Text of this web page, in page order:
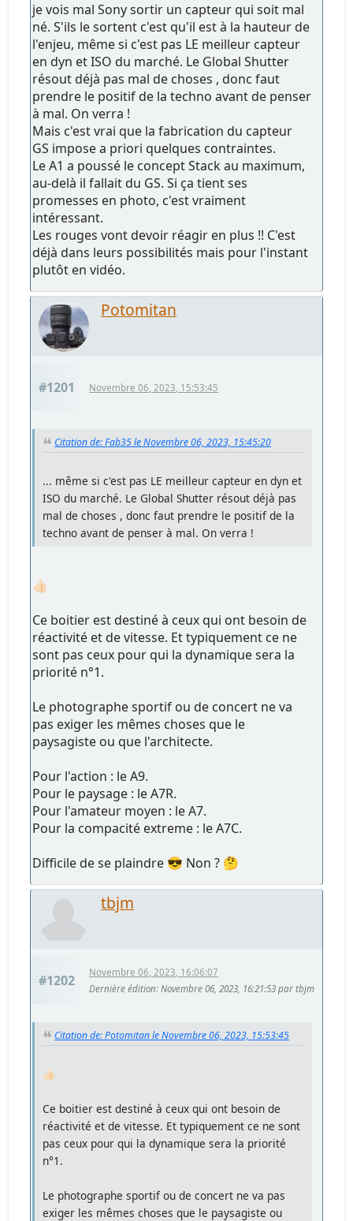
je vois mal Sony sortir un capteur qui soit mal
né. S'ils le sortent c'est qu'il est à la hauteur de
l'enjeu, même si c'est pas LE meilleur capteur
en dyn et ISO du marché. Le Global Shutter
résout déjà pas mal de choses , donc faut
prendre le positif de la techno avant de penser
à mal. On verra !
Mais c'est vrai que la fabrication du capteur
GS impose a priori quelques contraintes.
Le A1 a poussé le concept Stack au maximum,
au-delà il fallait du GS. Si ça tient ses
promesses en photo, c'est vraiment
intéressant.
Les rouges vont devoir réagir en plus !! C'est
déjà dans leurs possibilités mais pour l'instant
plutôt en vidéo.
Potomitan
#1201 Novembre 06, 2023, 15:53:45
Citation de: Fab35 le Novembre 06, 2023, 15:45:20
... même si c'est pas LE meilleur capteur en dyn et
ISO du marché. Le Global Shutter résout déjà pas
mal de choses , donc faut prendre le positif de la
techno avant de penser à mal. On verra !
👍🏻
Ce boitier est destiné à ceux qui ont besoin de
réactivité et de vitesse. Et typiquement ce ne
sont pas ceux pour qui la dynamique sera la
priorité n°1.
Le photographe sportif ou de concert ne va
pas exiger les mêmes choses que le
paysagiste ou que l'architecte.
Pour l'action : le A9.
Pour le paysage : le A7R.
Pour l'amateur moyen : le A7.
Pour la compacité extreme : le A7C.
Difficile de se plaindre 😎 Non ? 🤔
tbjm
#1202
Novembre 06, 2023, 16:06:07
Dernière édition: Novembre 06, 2023, 16:21:53 par tbjm
Citation de: Potomitan le Novembre 06, 2023, 15:53:45
👍🏻
Ce boitier est destiné à ceux qui ont besoin de
réactivité et de vitesse. Et typiquement ce ne sont
pas ceux pour qui la dynamique sera la priorité
n°1.
Le photographe sportif ou de concert ne va pas
exiger les mêmes choses que le paysagiste ou